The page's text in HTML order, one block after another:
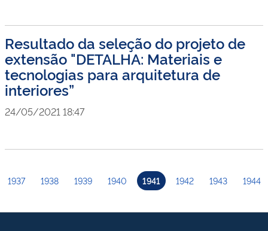
Resultado da seleção do projeto de
extensão "DETALHA: Materiais e
tecnologias para arquitetura de
interiores”
24/05/2021 18:47
1937 1938 1939 1940 1941 1942 1943 1944